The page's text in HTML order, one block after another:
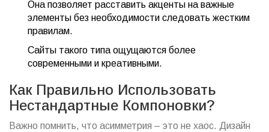
Она позволяет расставить акценты на важные
элементы без необходимости следовать жестким
правилам.
Сайты такого типа ощущаются более
современными и креативными.
Как Правильно Использовать
Нестандартные Компоновки?
Важно помнить, что асимметрия – это не хаос. Дизайн